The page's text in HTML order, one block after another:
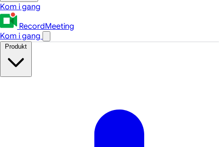
Kom i gang
RecordMeeting
Kom i gang